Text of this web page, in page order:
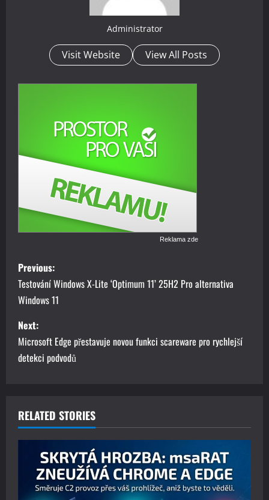
Administrator
Visit Website View All Posts
Reklama zde
P
o
s
t
n
v
i
Previous:
Testování Windows X-Lite ‘Optimum 11’ 25H2 Pro alternativa
Windows 11
Next:
Microsoft Edge přestavuje novou funkci scareware pro rychlejší
detekci podvodů
RELATED STORIES